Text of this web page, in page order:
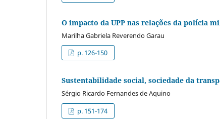
O impacto da UPP nas relações da polícia
Marilha Gabriela Reverendo Garau
p. 126-150
Sustentabilidade social, sociedade da
Sérgio Ricardo Fernandes de Aquino
p. 151-174